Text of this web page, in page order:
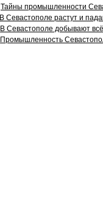
Тайны промышленности
В Севастополе растут и
В Севастополе добывают
Промышленность